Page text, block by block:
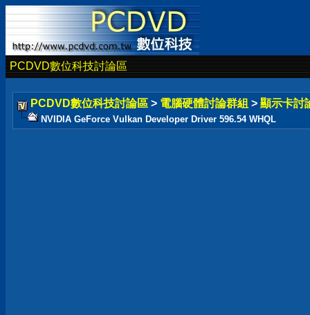
PCDVD數位科技討論區
PCDVD數位科技討論區 > 電腦硬體討論群組 > 顯示卡討
NVIDIA GeForce Vulkan Developer Driver 596.54 WHQL